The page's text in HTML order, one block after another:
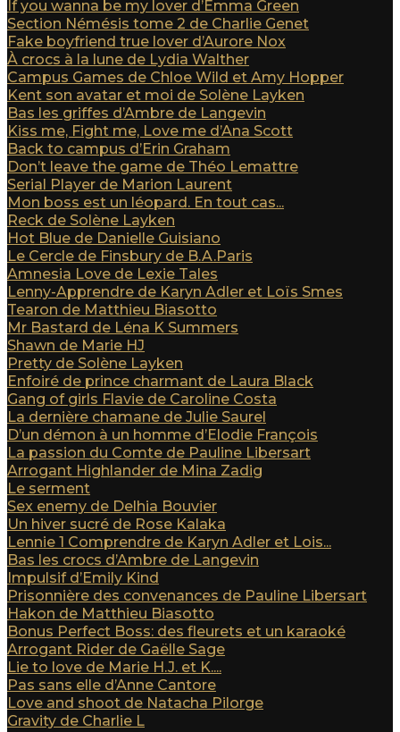
If you wanna be my lover d’Emma Green
Section Némésis tome 2 de Charlie Genet
Fake boyfriend true lover d’Aurore Nox
À crocs à la lune de Lydia Walther
Campus Games de Chloe Wild et Amy Hopper
Kent son avatar et moi de Solène Layken
Bas les griffes d’Ambre de Langevin
Kiss me, Fight me, Love me d’Ana Scott
Back to campus d’Erin Graham
Don’t leave the game de Théo Lemattre
Serial Player de Marion Laurent
Mon boss est un léopard. En tout cas...
Reck de Solène Layken
Hot Blue de Danielle Guisiano
Le Cercle de Finsbury de B.A.Paris
Amnesia Love de Lexie Tales
Lenny-Apprendre de Karyn Adler et Loïs Smes
Tearon de Matthieu Biasotto
Mr Bastard de Léna K Summers
Shawn de Marie HJ
Pretty de Solène Layken
Enfoiré de prince charmant de Laura Black
Gang of girls Flavie de Caroline Costa
La dernière chamane de Julie Saurel
D’un démon à un homme d’Elodie François
La passion du Comte de Pauline Libersart
Arrogant Highlander de Mina Zadig
Le serment
Sex enemy de Delhia Bouvier
Un hiver sucré de Rose Kalaka
Lennie 1 Comprendre de Karyn Adler et Lois...
Bas les crocs d’Ambre de Langevin
Impulsif d’Emily Kind
Prisonnière des convenances de Pauline Libersart
Hakon de Matthieu Biasotto
Bonus Perfect Boss: des fleurets et un karaoké
Arrogant Rider de Gaëlle Sage
Lie to love de Marie H.J. et K....
Pas sans elle d’Anne Cantore
Love and shoot de Natacha Pilorge
Gravity de Charlie L